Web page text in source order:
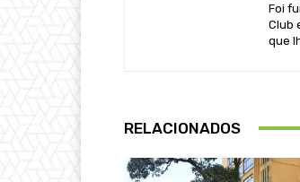
Foi
Club
que
RELACIONADOS